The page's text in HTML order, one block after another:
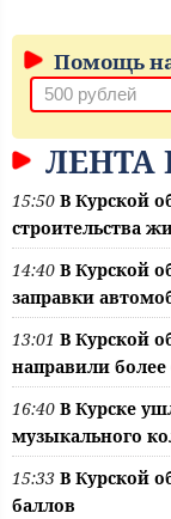
Помощь
ЛЕНТА
15:50 В Курской
строительства
14:40 В Курской
заправки
13:01 В Курской
направили
16:40 В Курске
музыкального
15:33 В Курской
баллов